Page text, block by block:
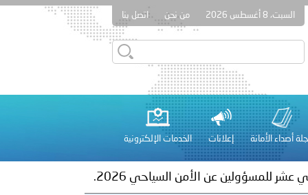
السبت، 8 أغسطس 2026 من نحن اتصل بنا
أصداء الأمانة إعلانات الخدمات الإلكترونية
الأميريين معالي النائب الأول لرئيس مجلس الوزراء
العام..
الأعيان المدنية في مدينة نـجران
عشر للمسؤولين عن الأمن السياحي 2026.